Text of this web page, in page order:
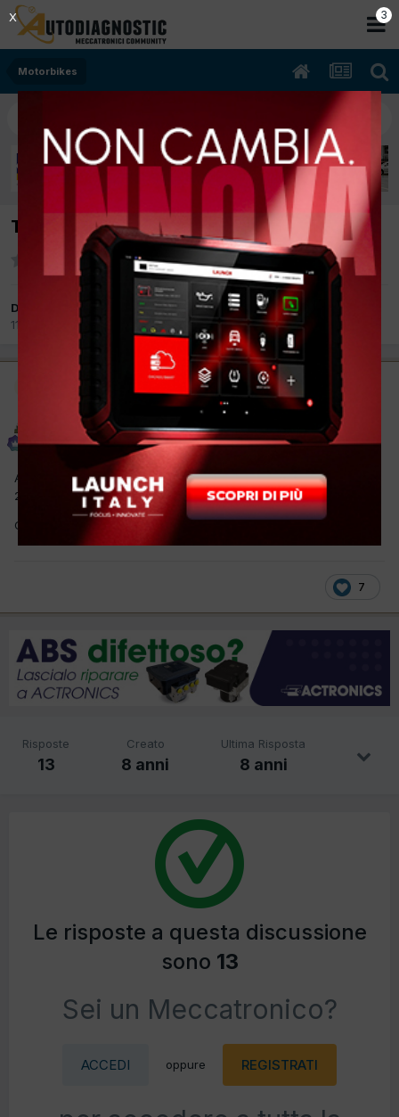
Motorbikes
Triumph 3 cilindri versione moto 2
Da autobas
11 Settembre 2017
Motorbikes
Moderatore
autobas
Inviato 11 Settembre 2017
Alzate il volume al secondo 23 e godetevi la nuova Moto 2 dal
2019
G7ZPT9fkgrM
7
Risposte
13
Creato
8 anni
Ultima Risposta
8 anni
Le risposte a questa discussione
sono 13
Sei un Meccatronico?
ACCEDI oppure REGISTRATI
2
X